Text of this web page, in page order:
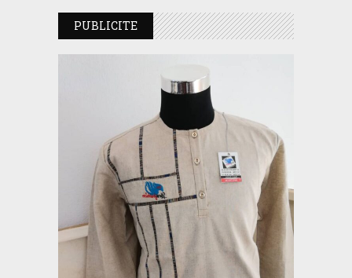
PUBLICITE